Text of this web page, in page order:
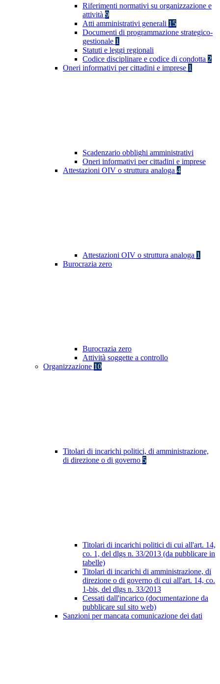
Riferimenti normativi su organizzazione e
attività 9
Atti amministrativi generali 15
Documenti di programmazione strategico-
gestionale 1
Statuti e leggi regionali
Codice disciplinare e codice di condotta 2
Oneri informativi per cittadini e imprese 1
Scadenzario obblighi amministrativi
Oneri informativi per cittadini e imprese
Attestazioni OIV o struttura analoga 4
Attestazioni OIV o struttura analoga 1
Burocrazia zero
Burocrazia zero
Attività soggette a controllo
Organizzazione 10
Titolari di incarichi politici, di amministrazione,
di direzione o di governo 5
Titolari di incarichi politici di cui all'art. 14,
co. 1, del dlgs n. 33/2013 (da pubblicare in
tabelle)
Titolari di incarichi di amministrazione, di
direzione o di governo di cui all'art. 14, co.
1-bis, del dlgs n. 33/2013
Cessati dall'incarico (documentazione da
pubblicare sul sito web)
Sanzioni per mancata comunicazione dei dati